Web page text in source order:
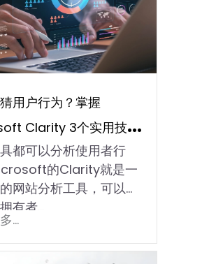
用户行为？掌握
Clarity 3个实用技
都可以分析使用者行
的Clarity就是一
网站分析工具，可以协
有者…
...